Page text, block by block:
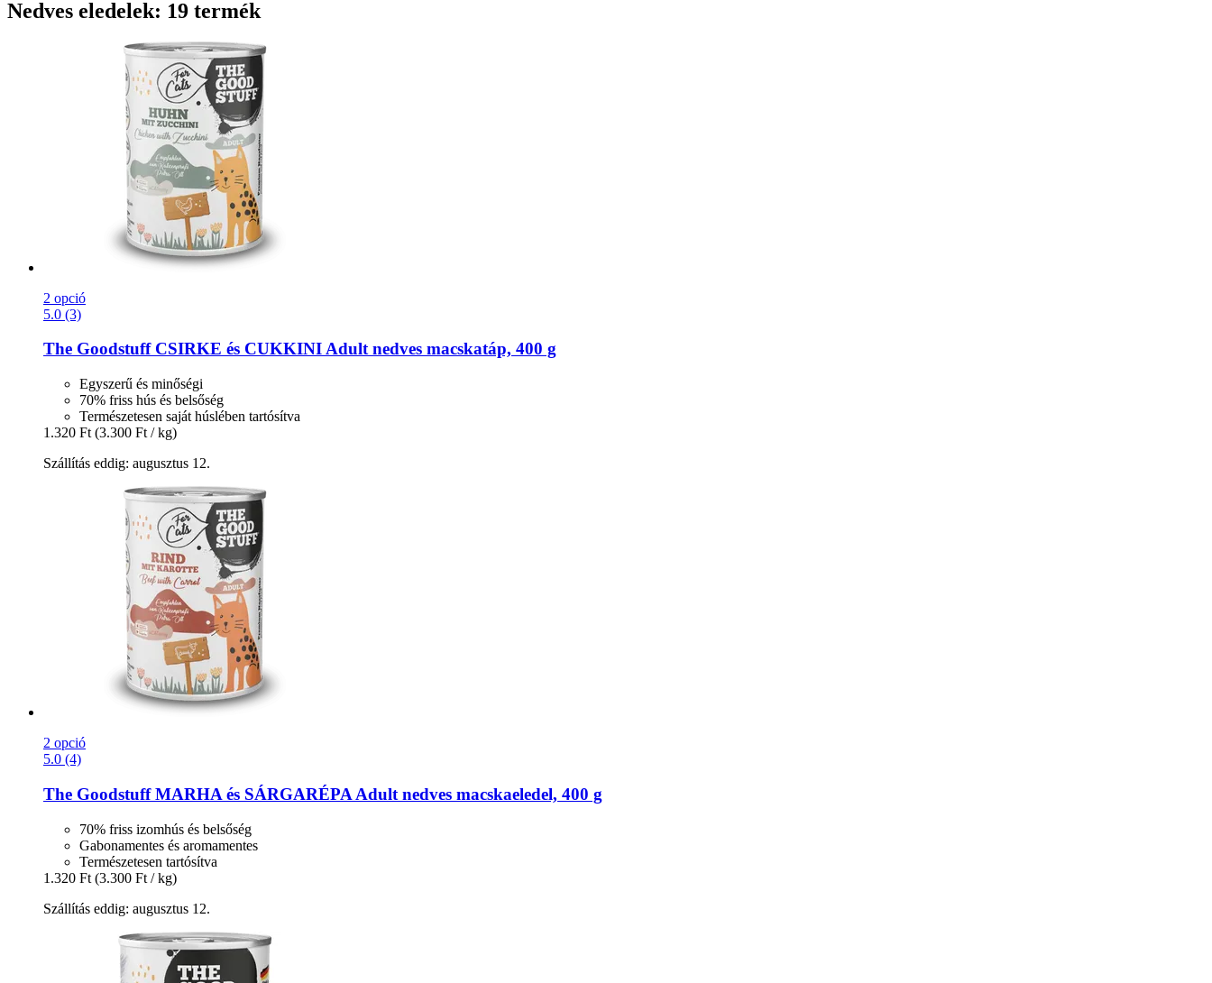
Nedves eledelek: 19 termék
2 opció
5.0 (3)
The GoodstuffCSIRKE és CUKKINI Adult nedves macskatáp, 400 g
Egyszerű és minőségi
70% friss hús és belsőség
Természetesen saját húslében tartósítva
1.320 Ft (3.300 Ft / kg)
Szállítás eddig: augusztus 12.
2 opció
5.0 (4)
The GoodstuffMARHA és SÁRGARÉPA Adult nedves macskaeledel, 400 g
70% friss izomhús és belsőség
Gabonamentes és aromamentes
Természetesen tartósítva
1.320 Ft (3.300 Ft / kg)
Szállítás eddig: augusztus 12.